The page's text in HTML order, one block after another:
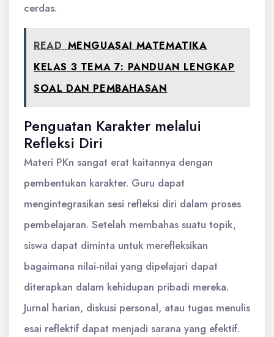
cerdas.
READ MENGUASAI MATEMATIKA
KELAS 3 TEMA 7: PANDUAN LENGKAP
SOAL DAN PEMBAHASAN
Penguatan Karakter melalui
Refleksi Diri
Materi PKn sangat erat kaitannya dengan
pembentukan karakter. Guru dapat
mengintegrasikan sesi refleksi diri dalam proses
pembelajaran. Setelah membahas suatu topik,
siswa dapat diminta untuk merefleksikan
bagaimana nilai-nilai yang dipelajari dapat
diterapkan dalam kehidupan pribadi mereka.
Jurnal harian, diskusi personal, atau tugas menulis
esai reflektif dapat menjadi sarana yang efektif.